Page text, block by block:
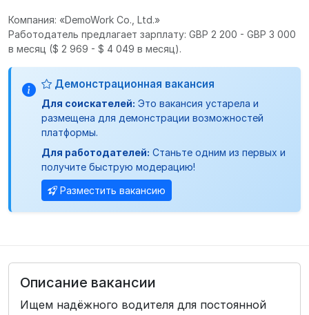
Компания: «DemoWork Co., Ltd.»
Работодатель предлагает зарплату: GBP 2 200 - GBP 3 000
в месяц ($ 2 969 - $ 4 049 в месяц).
Демонстрационная вакансия
Для соискателей: Это вакансия устарела и
размещена для демонстрации возможностей
платформы.
Для работодателей: Станьте одним из первых и
получите быструю модерацию!
Разместить вакансию
Описание вакансии
Ищем надёжного водителя для постоянной